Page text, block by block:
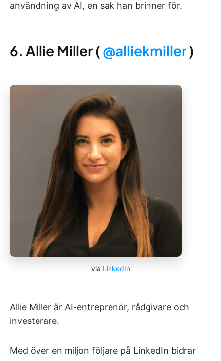
användning av AI, en sak han brinner för.
6. Allie Miller ( @alliekmiller)
via LinkedIn
Allie Miller är AI-entreprenör, rådgivare och
investerare.
Med över en miljon följare på LinkedIn bidrar